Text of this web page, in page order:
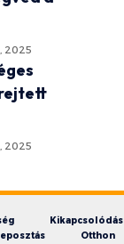
2025
2025
Kikapcsolódás
Otthon